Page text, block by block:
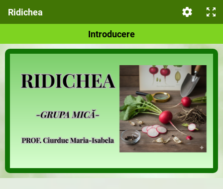
Ridichea
Introducere